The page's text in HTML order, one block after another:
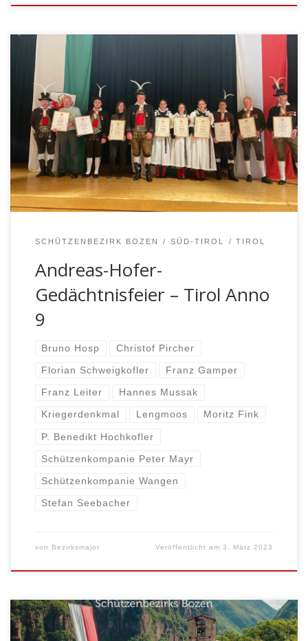
Am Sonntag, den 26.02.23 gedachte die
Schützenkompanie Peter Mayr Ritten wieder in
gewohnter Form vor dem Kriegerdenkmal in Lengmoos
der Tiroler Helden Anno 9, der Gefallenen beider
Weltkriege und all jener Personen, welche für die
Freiheit und Unabhängigkeit unserer Heimat ihr Leben
eingesetzt haben. Dieser Gedenkfeier vorausgegangen
war der Einzug […]
SCHÜTZENBEZIRK BOZEN SÜD-TIROL TIROL
Andreas-Hofer-
Gedächtnisfeier – Tirol Anno
9
Bruno Hosp Christof Pircher
Florian Schweigkofler Franz Gamper
Franz Leiter Hannes Mussak
Kriegerdenkmal Lengmoos Moritz Fink
P. Benedikt Hochkofler
Schützenkompanie Peter Mayr
Schützenkompanie Wangen
Stefan Seebacher
von Bezirksmajor Veröffentlicht am3. März 2023
Programm: 08:00 Uhr – Eintreffen und Aufstellung der